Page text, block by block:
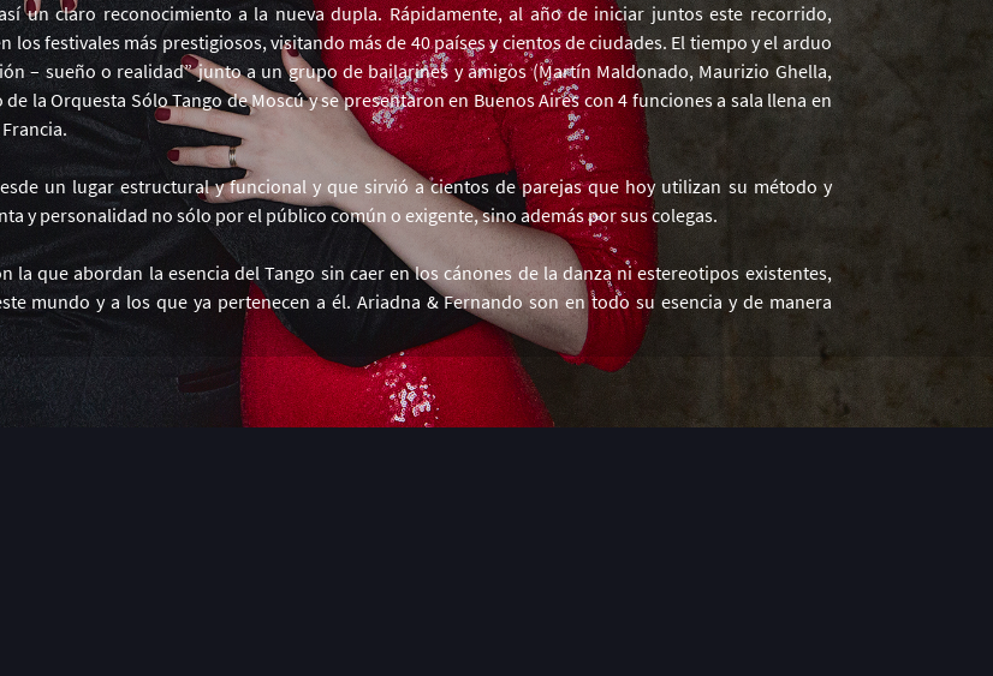
un claro reconocimiento a la nueva dupla. Rápidamente, al año de iniciar juntos este recorrido,
festivales más prestigiosos, visitando más de 40 países y cientos de ciudades. El tiempo y el arduo
– sueño o realidad” junto a un grupo de bailarines y amigos (Martín Maldonado, Maurizio Ghella,
la Orquesta Sólo Tango de Moscú y se presentaron en Buenos Aires con 4 funciones a sala llena en
un lugar estructural y funcional y que sirvió a cientos de parejas que hoy utilizan su método y
y personalidad no sólo por el público común o exigente, sino además por sus colegas.
que abordan la esencia del Tango sin caer en los cánones de la danza ni estereotipos existentes,
mundo y a los que ya pertenecen a él. Ariadna & Fernando son en todo su esencia y de manera